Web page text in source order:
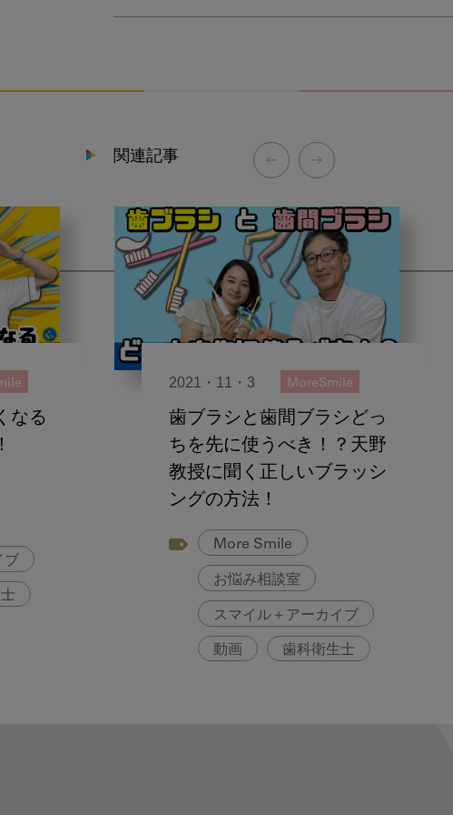
関連記事
なる
ブ
2021・11・3 MoreSmile
歯ブラシと歯間ブラシどっ
ちを先に使うべき！？天野
教授に聞く正しいブラッシ
ングの方法！
More Smile
お悩み相談室
スマイル＋アーカイブ
動画 歯科衛生士